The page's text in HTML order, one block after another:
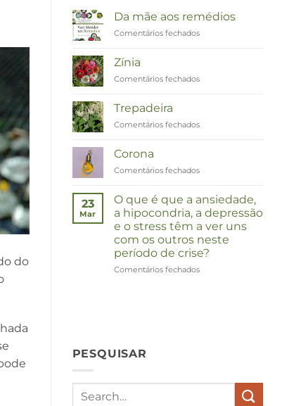
do
Da mãe aos remédios
Comentários fechadosem
Remedies
Zínia
Comentários fechadosem
Trepadeira
Comentários fechadosem
Corona
Comentários fechadosem
23
Mar
O que é que a ansiedade,
a hipocondria, a depressão
e o stress têm a ver uns
com os outros neste
período de crise?
Comentários fechadosem
PESQUISAR